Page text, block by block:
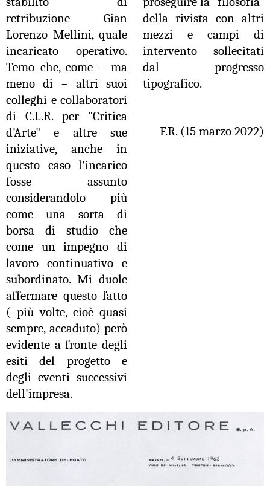
retribuzione Gian
Lorenzo Mellini, quale
incaricato operativo.
Temo che, come – ma
meno di – altri suoi
colleghi e collaboratori
di C.L.R. per "Critica
d'Arte" e altre sue
iniziative, anche in
questo caso l'incarico
fosse assunto
considerandolo più
come una sorta di
borsa di studio che
come un impegno di
lavoro continuativo e
subordinato. Mi duole
affermare questo fatto
( più volte, cioè quasi
sempre, accaduto) però
evidente a fronte degli
esiti del progetto e
degli eventi successivi
dell'impresa.
della rivista con altri
mezzi e campi di
intervento sollecitati
dal progresso
tipografico.
F.R. (15 marzo 2022)